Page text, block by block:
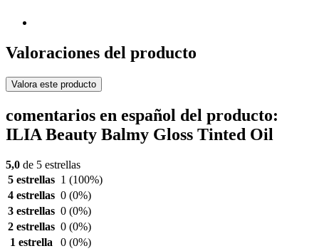
Valoraciones del producto
Valora este producto
comentarios en español del producto:
ILIA Beauty Balmy Gloss Tinted Oil
5,0 de 5 estrellas
5 estrellas 1 (100%)
4 estrellas 0 (0%)
3 estrellas 0 (0%)
2 estrellas 0 (0%)
1 estrella
0 (0%)